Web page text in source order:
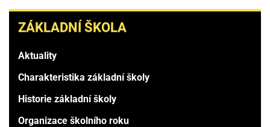
ZÁKLADNÍ
ŠKOLA
ZÁKLADNÍ ŠKOLA
Aktuality
Charakteristika základní školy
Historie základní školy
Organizace školního roku